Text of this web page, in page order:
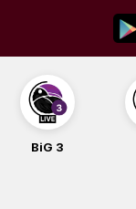
content
BiG 3